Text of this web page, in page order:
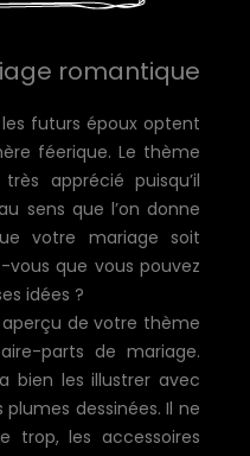
romantique
futurs époux optent
féerique. Le thème
apprécié puisqu’il
sens que l’on donne
votre mariage soit
vous que vous pouvez
idées ?
de votre thème
parts de mariage.
bien les illustrer avec
dessinées. Il ne
trop, les accessoires